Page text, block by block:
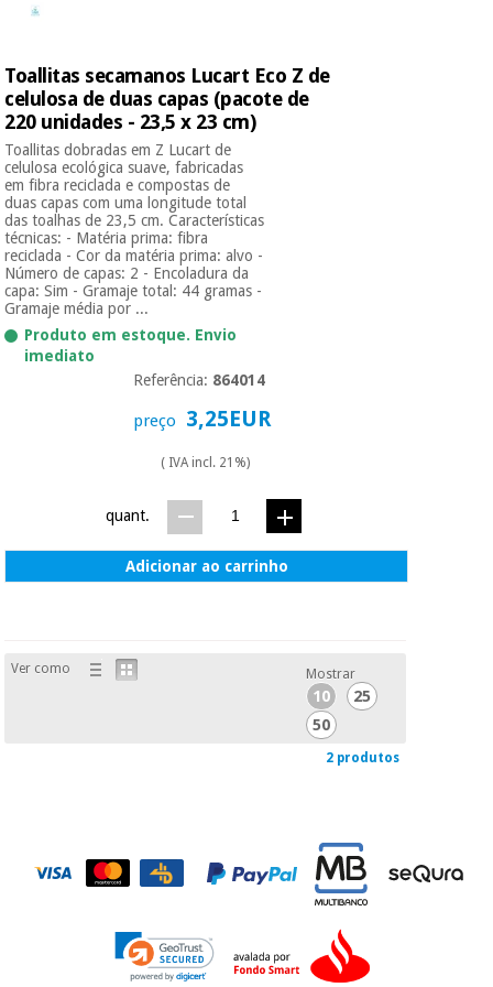
cirúrgico
(liquidação)
Toallitas secamanos Lucart Eco Z de
celulosa de duas capas (pacote de
220 unidades - 23,5 x 23 cm)
Toallitas dobradas em Z Lucart de
celulosa ecológica suave, fabricadas
em fibra reciclada e compostas de
duas capas com uma longitude total
das toalhas de 23,5 cm. Características
técnicas: - Matéria prima: fibra
reciclada - Cor da matéria prima: alvo -
Número de capas: 2 - Encoladura da
capa: Sim - Gramaje total: 44 gramas -
Gramaje média por ...
Produto em estoque. Envio
imediato
Referência: 864014
preço 3,25EUR
( IVA incl. 21%)
quant.
Adicionar ao carrinho
Ver como Mostrar
10
25
50
2 produtos